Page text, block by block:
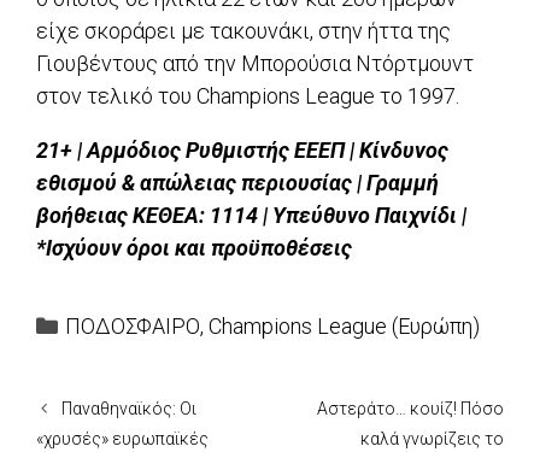
είχε σκοράρει με τακουνάκι, στην ήττα της
Γιουβέντους από την Μπορούσια Ντόρτμουντ
στον τελικό του Champions League το 1997.
21+ | Αρμόδιος Ρυθμιστής ΕΕΕΠ | Κίνδυνος
εθισμού & απώλειας περιουσίας | Γραμμή
βοήθειας ΚΕΘΕΑ: 1114 | Υπεύθυνο Παιχνίδι |
*Ισχύουν όροι και προϋποθέσεις
Categories
ΠΟΔΟΣΦΑΙΡΟ, Champions League (Ευρώπη)
Παναθηναϊκός: Οι
«χρυσές» ευρωπαϊκές
Αστεράτο… κουίζ! Πόσο
καλά γνωρίζεις το